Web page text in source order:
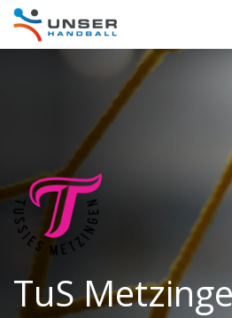
TuS